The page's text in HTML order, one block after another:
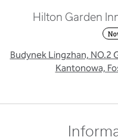
Hilton Garden
Budynek Lingzhan, NO.2
Kantonowa,